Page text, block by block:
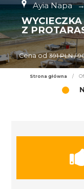
Ayia Napa
Z
Cena od 391 PLN /
Strona główna /